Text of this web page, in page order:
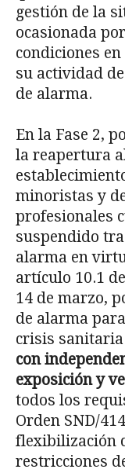
gestión de la
ocasionada
condiciones
su actividad
de alarma.
En la Fase 2,
la reapertura
minoristas y
profesionales
suspendido
alarma en
artículo 10.1
14 de marzo,
de alarma
crisis sanitaria
con
exposición y
todos los
Orden SND/
flexibilización
restricciones